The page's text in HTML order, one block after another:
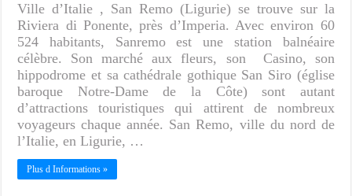
Ville d’Italie , San Remo (Ligurie) se trouve sur la
Riviera di Ponente, près d’Imperia. Avec environ 60
524 habitants, Sanremo est une station balnéaire
célèbre. Son marché aux fleurs, son Casino, son
hippodrome et sa cathédrale gothique San Siro (église
baroque Notre-Dame de la Côte) sont autant
d’attractions touristiques qui attirent de nombreux
voyageurs chaque année. San Remo, ville du nord de
l’Italie, en Ligurie, …
Plus d Informations »